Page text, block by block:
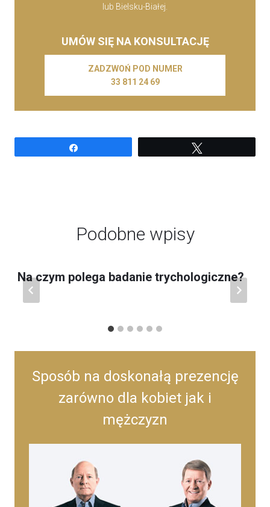
lub Bielsku-Białej.
UMÓW SIĘ NA KONSULTACJĘ
ZADZWOŃ POD NUMER
33 811 24 69
Podobne wpisy
Na czym polega badanie trychologiczne?
Sposób na doskonałą prezencję
zarówno dla kobiet jak i
mężczyzn